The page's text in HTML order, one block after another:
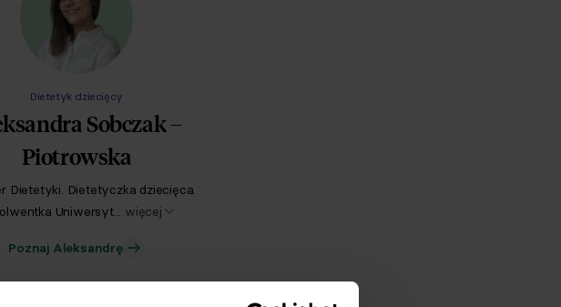
Dietetyk dziecięcy
Sobczak –
Piotrowska
Dietetyki. Dietetyczka dziecięca.
Uniwersyt... więcej
Poznaj Aleksandrę